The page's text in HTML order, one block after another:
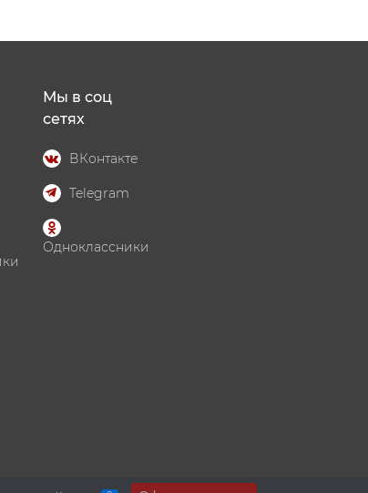
Мы в соц
сетях
ВКонтакте
Telegram
Одноклассники